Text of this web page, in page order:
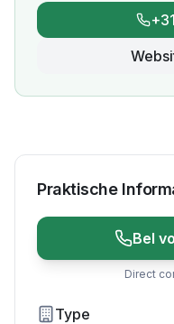
Praktische
Bel
Direct
Type